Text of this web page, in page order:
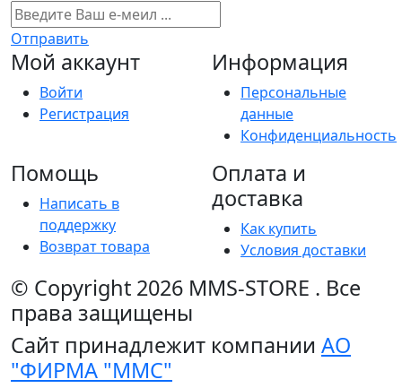
Отправить
Мой аккаунт
Войти
Регистрация
Информация
Персональные
данные
Конфиденциальность
Помощь
Написать в
поддержку
Возврат товара
Оплата и
доставка
Как купить
Условия доставки
© Copyright 2026 MMS-STORE . Все
права защищены
Сайт принадлежит компании АО
"ФИРМА "ММС"